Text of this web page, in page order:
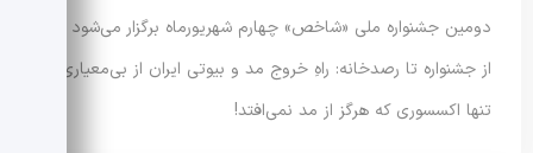
دومین جشنواره ملی «شاخص» چهارم شهریورماه برگزار می‌شود
از جشنواره تا رصدخانه: راهِ خروج مد و بیوتی ایران از بی‌معیاری
تنها اکسسوری که هرگز از مد نمی‌افتد!